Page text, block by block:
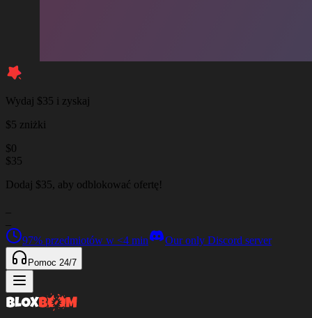
Wydaj $35 i zyskaj
$5 zniżki
$0
$35
Dodaj $35, aby odblokować ofertę!
97% przedmiotów w <4 min Our only Discord server
Pomoc 24/7